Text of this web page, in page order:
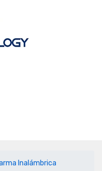
Inalámbrica